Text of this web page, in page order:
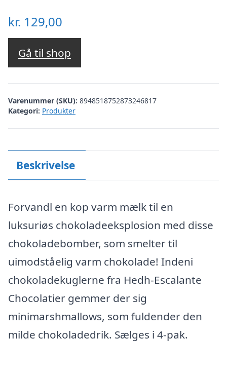
kr. 129,00
Gå til shop
Varenummer (SKU): 8948518752873246817
Kategori: Produkter
Beskrivelse
Forvandl en kop varm mælk til en
luksuriøs chokoladeeksplosion med disse
chokoladebomber, som smelter til
uimodståelig varm chokolade! Indeni
chokoladekuglerne fra Hedh-Escalante
Chocolatier gemmer der sig
minimarshmallows, som fuldender den
milde chokoladedrik. Sælges i 4-pak.